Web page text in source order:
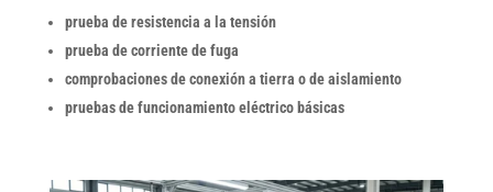
prueba de resistencia a la tensión
prueba de corriente de fuga
comprobaciones de conexión a tierra o de aislamiento
pruebas de funcionamiento eléctrico básicas